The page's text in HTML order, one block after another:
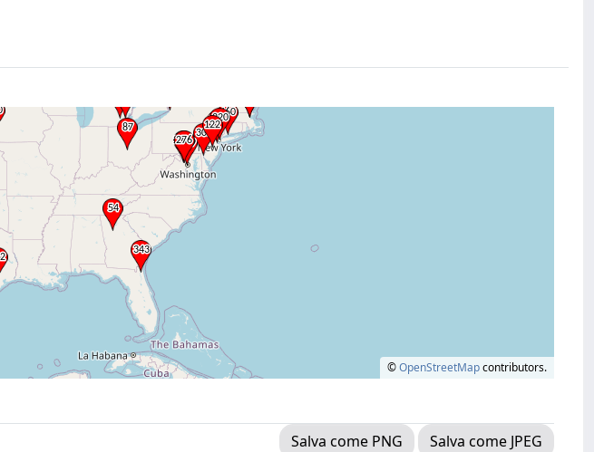
©OpenStreetMapcontributors.
Salva come PNG
Salva come JPEG